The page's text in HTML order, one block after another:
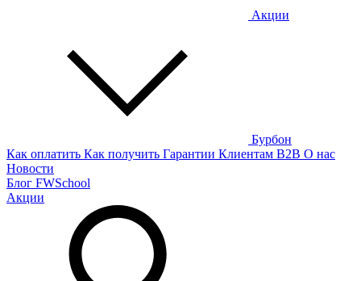
Акции
Бурбон
Как оплатить Как получить Гарантии Клиентам B2B О нас
Новости
Блог FWSchool
Акции